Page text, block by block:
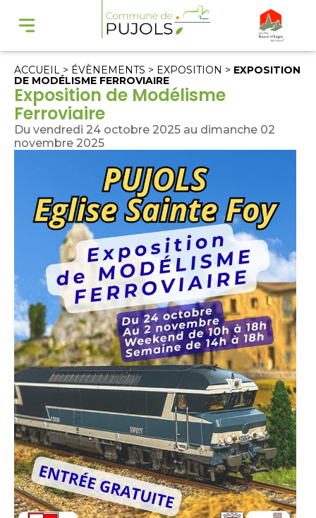
ACCUEIL > ÉVÈNEMENTS > EXPOSITION > EXPOSITION
DE MODÉLISME FERROVIAIRE
Exposition de Modélisme
Ferroviaire
Du vendredi 24 octobre 2025 au dimanche 02
novembre 2025